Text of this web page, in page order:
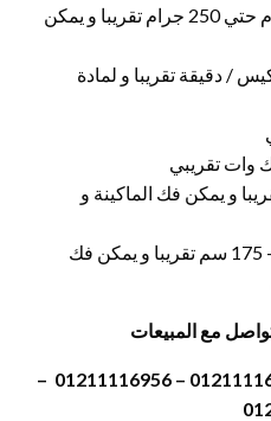
كمية المواد التي تعبأ من 5 جرام حتي 250 جرام تقريبا و يمكن
التعبئة من 33 حتي 80 كيس / دقيقة تقريبا و لمادة
جرام تقريبا و يمكن فك الماكينة و
أبعاد الماكينة الخارجي 70- 97- 175 سم تقريبا و يمكن فك
مع المبيعات
موبايل 01211116954 – 01211116955 – 01211116956 –